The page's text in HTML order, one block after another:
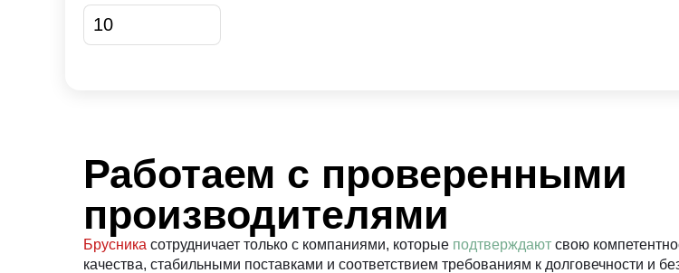
Работаем с проверенными
производителями
Брусника сотрудничает только с компаниями, которые подтверждают свою
качества, стабильными поставками и соответствием требованиям к долговечности и